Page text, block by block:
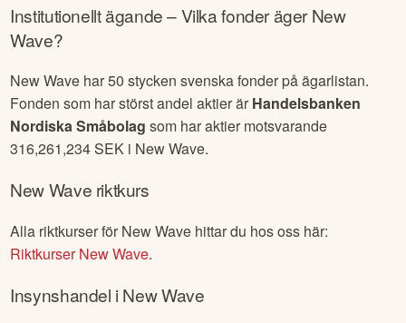
Institutionellt ägande – Vilka fonder ägerNew
Wave?
New Wave har50 stycken svenska fonder på ägarlistan.
Fonden som har störst andel aktier är Handelsbanken
Nordiska Småbolag som har aktier motsvarande
316,261,234SEK i New Wave.
New Wave riktkurs
Alla riktkurser för New Wave hittar du hos oss här:
RiktkurserNew Wave.
Insynshandel iNew Wave